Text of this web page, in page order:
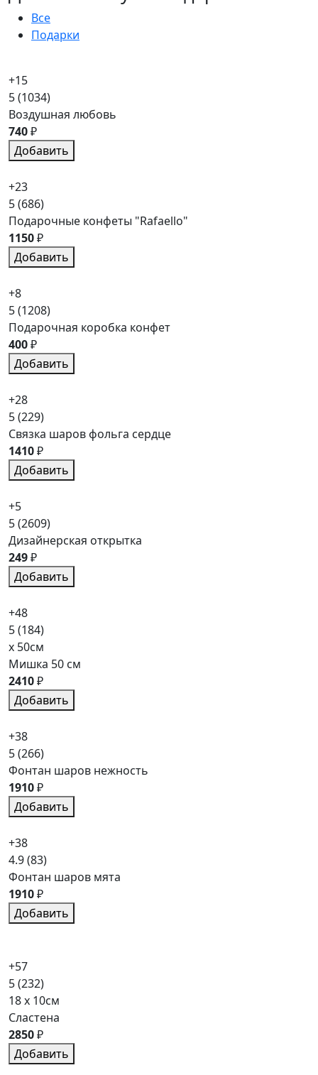
Все
Подарки
+15
5(1034)
Воздушная любовь
740₽
Добавить
+23
5(686)
Подарочные конфеты "Rafaello"
1150₽
Добавить
+8
5(1208)
Подарочная коробка конфет
400₽
Добавить
+28
5(229)
Связка шаров фольга сердце
1410₽
Добавить
+5
5(2609)
Дизайнерская открытка
249₽
Добавить
+48
5(184)
x 50см
Мишка 50 см
2410₽
Добавить
+38
5(266)
Фонтан шаров нежность
1910₽
Добавить
+38
4.9(83)
Фонтан шаров мята
1910₽
Добавить
+57
5(232)
18 x 10см
Сластена
2850₽
Добавить